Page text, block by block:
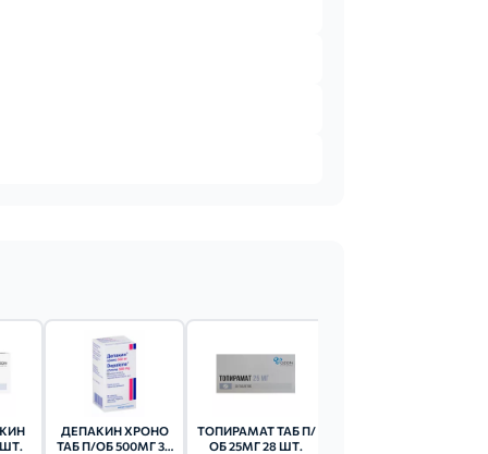
ДЕПАКИН ХРОНО
ТАБ П/ОБ 500МГ 30
ТОПИРАМАТ ТАБ П/
ОБ 25МГ 28 ШТ.